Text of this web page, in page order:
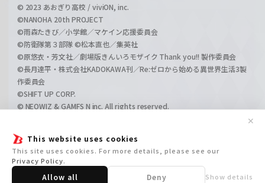
This website uses cookies
This site uses cookies. For more details, please see our
Privacy Policy.
Allow all Deny Show details
✕
© 2023 あおぎり高校 / viviON, inc.
©NANOHA 20th PROJECT
©雨森たきび／小学館／マケイン応援委員会
©防衛隊第３部隊 ©松本直也／集英社
©原悠衣・芳文社／劇場版きんいろモザイク Thank you!! 製作委員会
©長月達平・株式会社KADOKAWA刊／Re:ゼロから始める異世界生活3製
作委員会
©SHIFT UP CORP.
© NEOWIZ & GAMFS N inc. All rights reserved.
©GIRLS und PANZER Film Projekt
©GIRLS und PANZER Finale Projekt